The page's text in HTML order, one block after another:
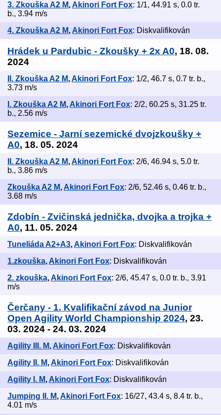
3. Zkouška A2 M,Akinori Fort Fox: 1/1, 44.91 s, 0.0 tr.
b., 3.94 m/s
4. Zkouška A2 M, Akinori Fort Fox: Diskvalifikován
Hrádek u Pardubic - Zkoušky + 2x A0, 18. 08.
2024
II. Zkouška A2 M,Akinori Fort Fox: 1/2, 46.7 s, 0.7 tr. b.,
3.73 m/s
I. Zkouška A2 M, Akinori Fort Fox: 2/2, 60.25 s, 31.25 tr.
b., 2.56 m/s
Sezemice - Jarní sezemické dvojzkoušky +
A0, 18. 05. 2024
II. Zkouška A2 M,Akinori Fort Fox: 2/6, 46.94 s, 5.0 tr.
b., 3.86 m/s
Zkouška A2 M, Akinori Fort Fox: 2/6, 52.46 s, 0.46 tr. b.,
3.68 m/s
Zdobín - Zvičinská jednička, dvojka a trojka +
A0, 11. 05. 2024
Tuneliáda A2+A3,Akinori Fort Fox: Diskvalifikován
1.zkouška, Akinori Fort Fox: Diskvalifikován
2. zkouška,Akinori Fort Fox: 2/6, 45.47 s, 0.0 tr. b., 3.91
m/s
Čerčany - 1. Kvalifikační závod na Junior
Open Agility World Championship 2024, 23.
03. 2024 - 24. 03. 2024
Agility III. M, Akinori Fort Fox: Diskvalifikován
Agility II. M,Akinori Fort Fox: Diskvalifikován
Agility I. M, Akinori Fort Fox: Diskvalifikován
Jumping II. M,Akinori Fort Fox: 16/27, 43.4 s, 8.4 tr. b.,
4.01 m/s